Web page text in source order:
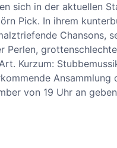
sich in der aktuellen
Pick. In ihrem
Chansons,
Perlen,
Kurzum:
Ansammlung
von 19 Uhr an